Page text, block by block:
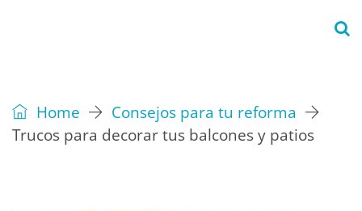
Home
Consejos para tu reforma
Trucos para decorar tus balcones y patios